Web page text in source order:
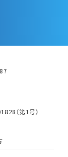
（第1号）